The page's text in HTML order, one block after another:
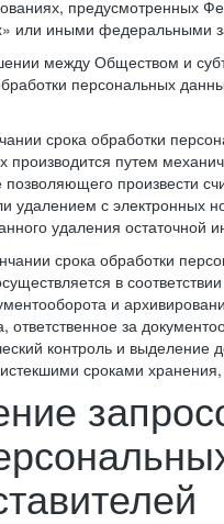
предусмотренных
или иными федеральными
между Обществом и
персональных
срока обработки
производится путем
позволяющего произвести
удалением с электронных
удаления остаточной
срока обработки
в
и
за
контроль и выделение
сроками